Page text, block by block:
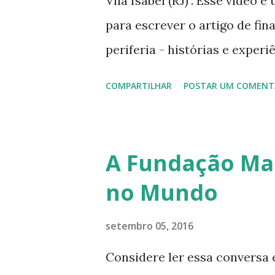
para escrever o artigo de
periferia - histórias e
por isso peço que relevem a
desfocadas. As músicas
disponíveis pelos próprios
COMPARTILHAR POSTAR UM
A Fundação
no Mundo
setembro 05, 2016
Considere ler essa conversa